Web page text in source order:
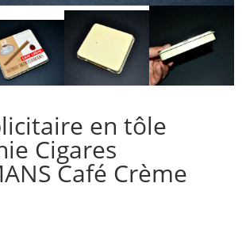
en tôle
Cigares
Café Crème